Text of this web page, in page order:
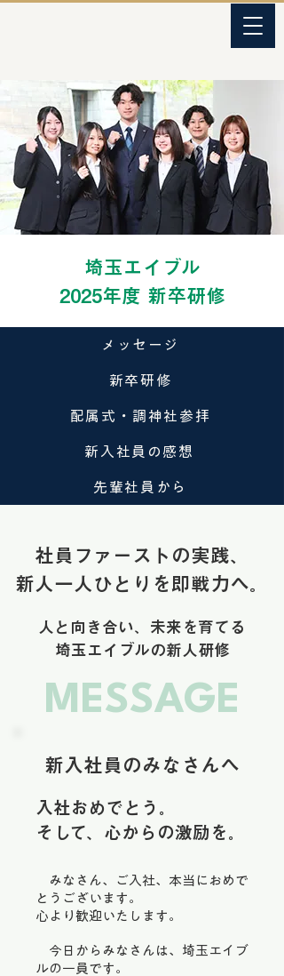
埼玉エイブル
2025年度 新卒研修
メッセージ
新卒研修
配属式・調神社参拝
新入社員の感想
先輩社員から
社員ファーストの実践、
新人一人ひとりを即戦力へ。
人と向き合い、未来を育てる
埼玉エイブルの新人研修
MESSAGE
新入社員のみなさんへ
入社おめでとう。
そして、心からの激励を。
みなさん、ご入社、本当におめで
とうございます。
心より歓迎いたします。
今日からみなさんは、埼玉エイブ
ルの一員です。